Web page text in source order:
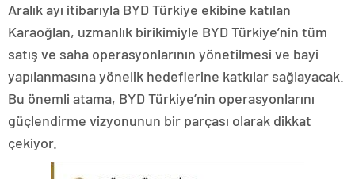
Aralık ayı itibarıyla BYD Türkiye ekibine katılan
Karaoğlan, uzmanlık birikimiyle BYD Türkiye’nin tüm
satış ve saha operasyonlarının yönetilmesi ve bayi
yapılanmasına yönelik hedeflerine katkılar sağlayacak.
Bu önemli atama, BYD Türkiye’nin operasyonlarını
güçlendirme vizyonunun bir parçası olarak dikkat
çekiyor.